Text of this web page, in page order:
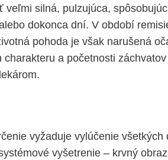
silná, pulzujúca,
dokonca dní. V období
pohoda je však narušená
a početnosti
vyžaduje vylúčenie všetkých
vyšetrenie – krvný